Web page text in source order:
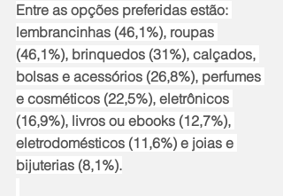
Entre as opções preferidas estão:
lembrancinhas (46,1%), roupas
(46,1%), brinquedos (31%), calçados,
bolsas e acessórios (26,8%), perfumes
e cosméticos (22,5%), eletrônicos
(16,9%), livros ou ebooks (12,7%),
eletrodomésticos (11,6%) e joias e
bijuterias (8,1%).